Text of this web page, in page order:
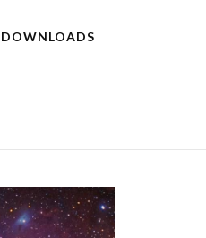
DOWNLOADS